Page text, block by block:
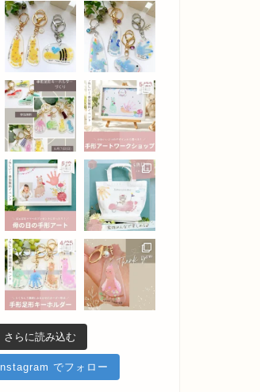
さらに読み込む
Instagram でフォロー